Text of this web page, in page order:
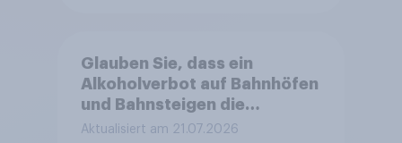
Glauben Sie, dass ein
Alkoholverbot auf Bahnhöfen
und Bahnsteigen die
Sicherheit an diesen Orten
Aktualisiert am 21.07.2026